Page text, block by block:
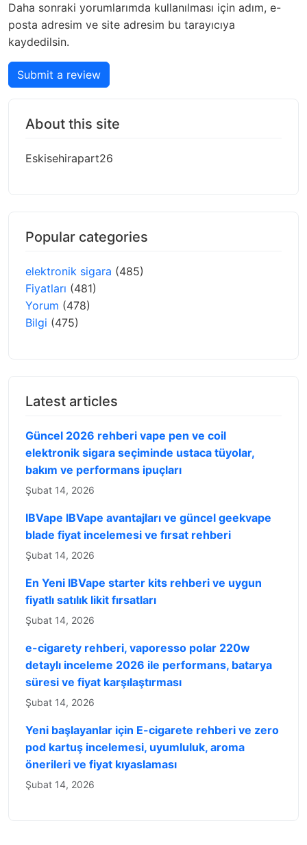
Daha sonraki yorumlarımda kullanılması için adım, e-
posta adresim ve site adresim bu tarayıcıya
kaydedilsin.
Submit a review
About this site
Eskisehirapart26
Popular categories
elektronik sigara (485)
Fiyatları (481)
Yorum (478)
Bilgi (475)
Latest articles
Güncel 2026 rehberi vape pen ve coil
elektronik sigara seçiminde ustaca tüyolar,
bakım ve performans ipuçları
Şubat 14, 2026
IBVape IBVape avantajları ve güncel geekvape
blade fiyat incelemesi ve fırsat rehberi
Şubat 14, 2026
En Yeni IBVape starter kits rehberi ve uygun
fiyatlı satılık likit fırsatları
Şubat 14, 2026
e-cigarety rehberi, vaporesso polar 220w
detaylı inceleme 2026 ile performans, batarya
süresi ve fiyat karşılaştırması
Şubat 14, 2026
Yeni başlayanlar için E-cigarete rehberi ve zero
pod kartuş incelemesi, uyumluluk, aroma
önerileri ve fiyat kıyaslaması
Şubat 14, 2026